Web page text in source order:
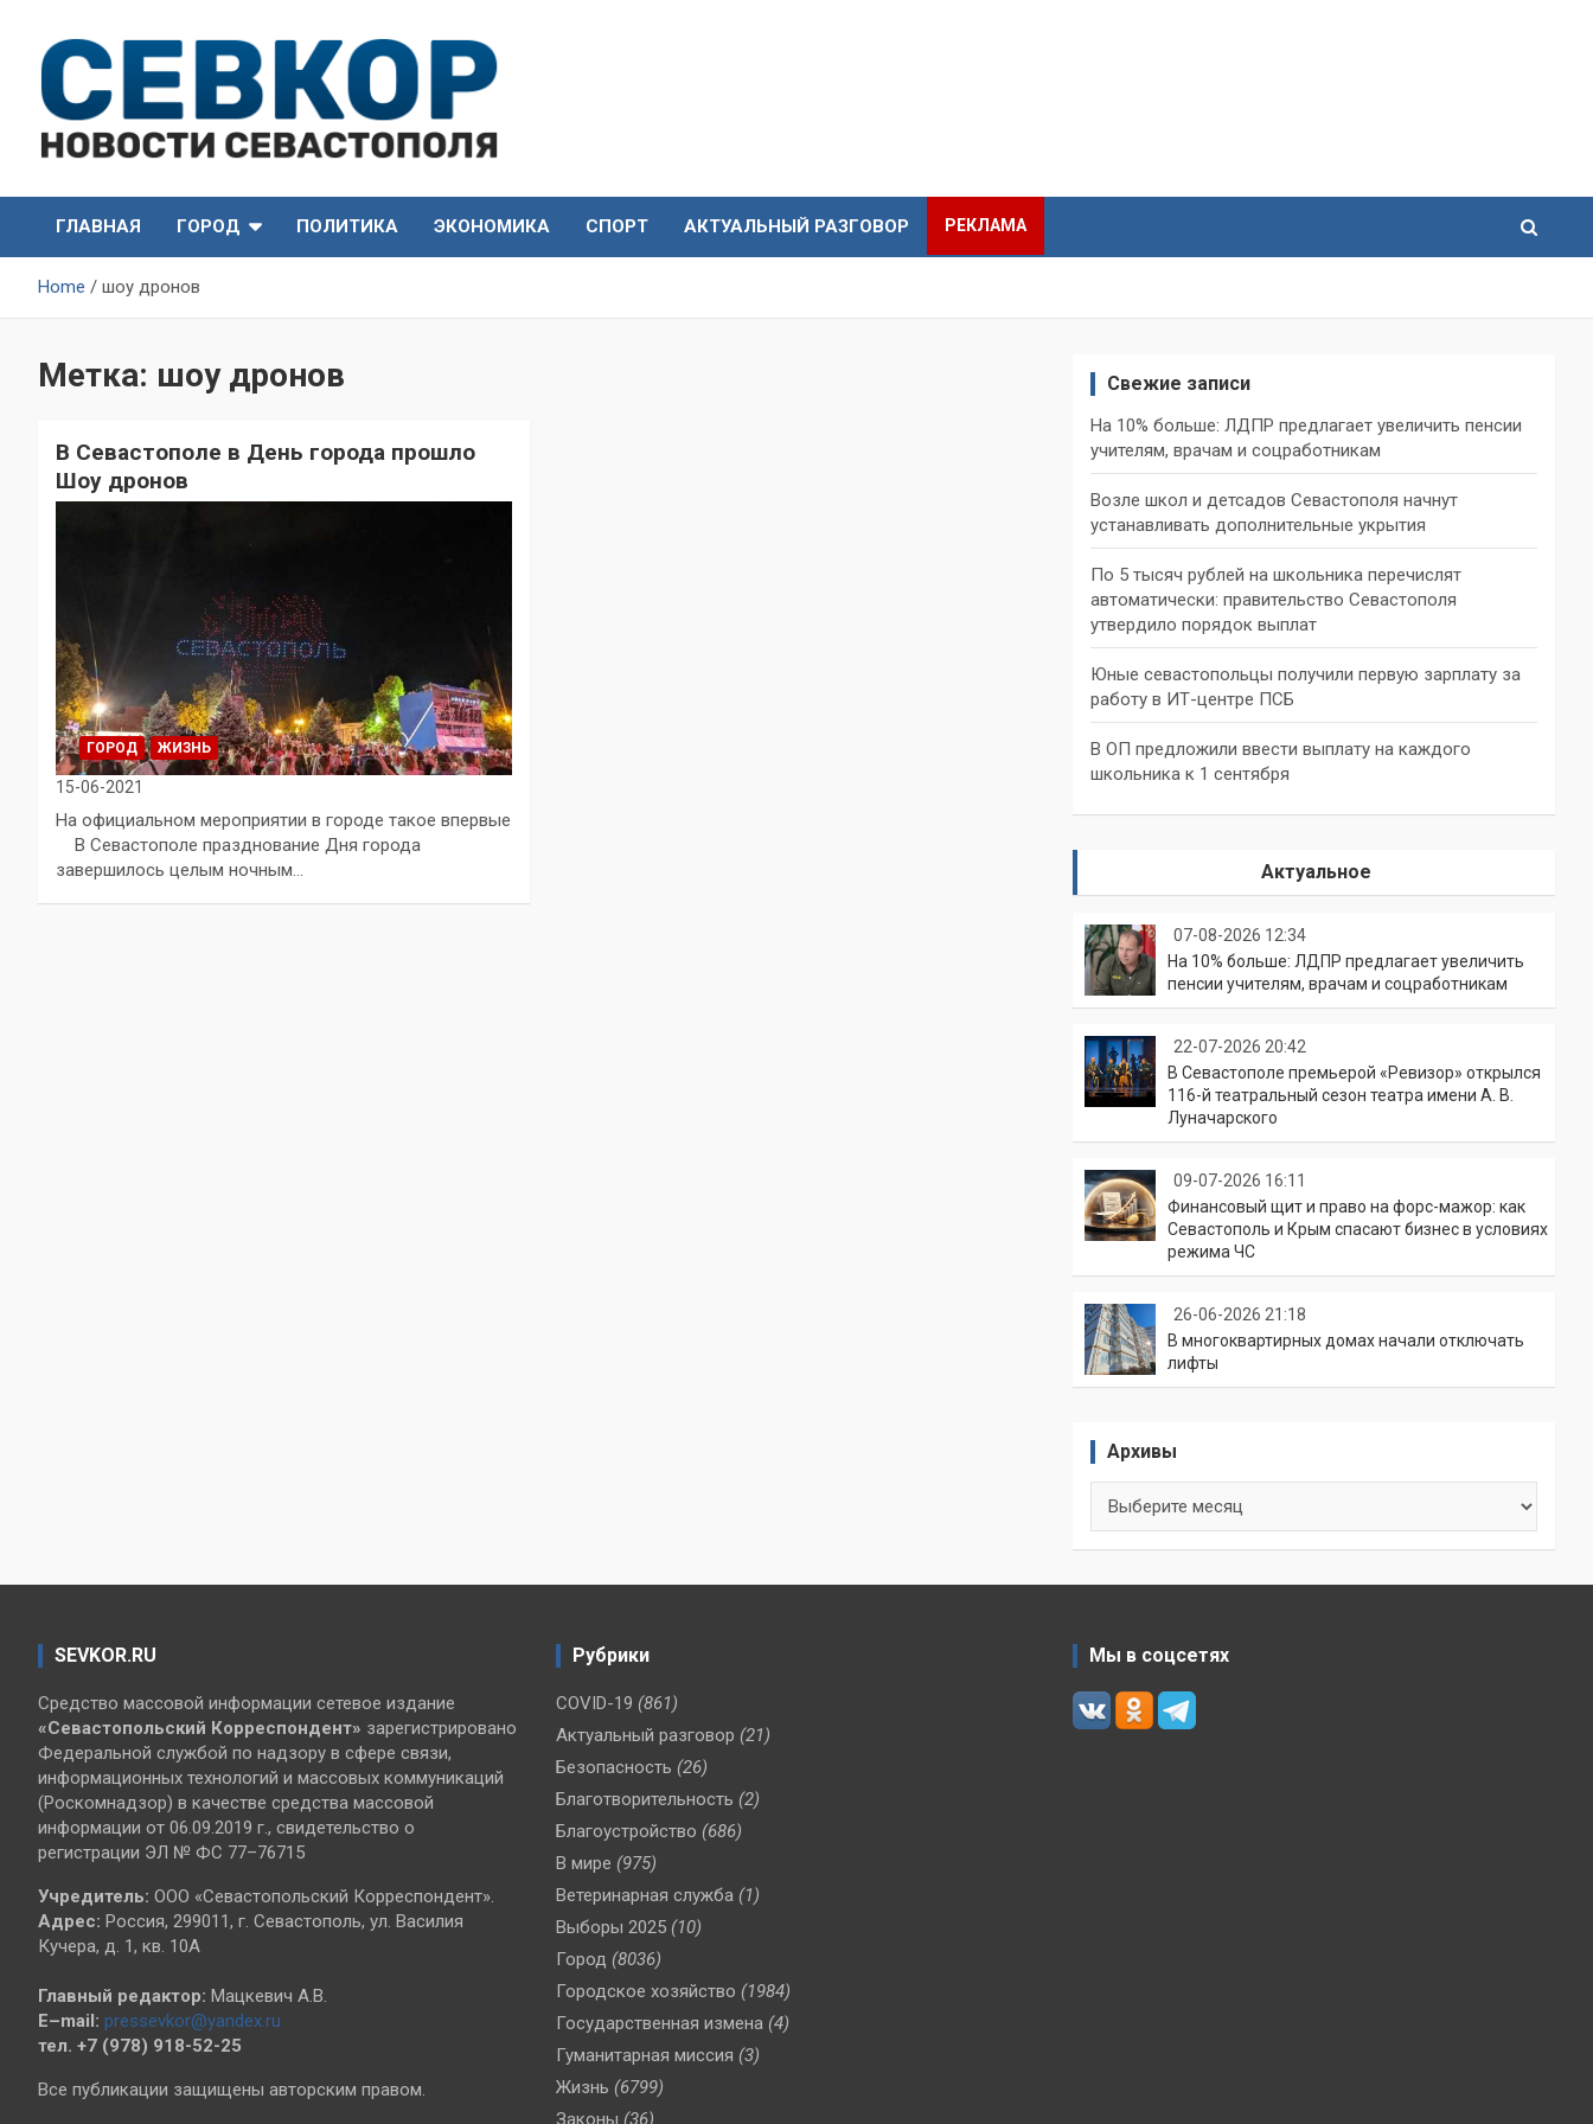
content
СевКор — Новости
Севастополя
Севастополя
ГЛАВНАЯ
ГОРОД ПОЛИТИКА ЭКОНОМИКА СПОРТ АКТУАЛЬНЫЙ РАЗГОВОР РЕКЛАМА
Home шоу дронов
Метка: шоу дронов
В Севастополе в День города прошло
Шоу дронов
ГОРОД ЖИЗНЬ
15-06-2021
На официальном мероприятии в городе такое впервые
В Севастополе празднование Дня города
завершилось целым ночным…
Свежие записи
На 10% больше: ЛДПР предлагает увеличить пенсии
учителям, врачам и соцработникам
Возле школ и детсадов Севастополя начнут
устанавливать дополнительные укрытия
По 5 тысяч рублей на школьника перечислят
автоматически: правительство Севастополя
утвердило порядок выплат
Юные севастопольцы получили первую зарплату за
работу в ИТ-центре ПСБ
В ОП предложили ввести выплату на каждого
школьника к 1 сентября
Актуальное
07-08-2026 12:34
На 10% больше: ЛДПР предлагает увеличить
пенсии учителям, врачам и соцработникам
22-07-2026 20:42
В Севастополе премьерой «Ревизор» открылся
116-й театральный сезон театра имени А. В.
Луначарского
09-07-2026 16:11
Финансовый щит и право на форс-мажор: как
Севастополь и Крым спасают бизнес в условиях
режима ЧС
26-06-2026 21:18
В многоквартирных домах начали отключать
лифты
Архивы
SEVKOR.RU
Средство массовой информации сетевое издание
«Севастопольский Корреспондент» зарегистрировано
Федеральной службой по надзору в сфере связи,
информационных технологий и массовых коммуникаций
(Роскомнадзор) в качестве средства массовой
информации от 06.09.2019 г., свидетельство о
регистрации ЭЛ № ФС 77–76715
Учредитель: ООО «Севастопольский Корреспондент».
Адрес: Россия, 299011, г. Севастополь, ул. Василия
Кучера, д. 1, кв. 10А
Главный редактор: Мацкевич А.В.
E–mail: pressevkor@yandex.ru
тел. +7 (978) 918-52-25
Все публикации защищены авторским правом.
Рубрики
COVID-19 (861)
Актуальный разговор (21)
Безопасность (26)
Благотворительность (2)
Благоустройство (686)
В мире (975)
Ветеринарная служба (1)
Выборы 2025 (10)
Город (8036)
Городское хозяйство (1984)
Государственная измена (4)
Гуманитарная миссия (3)
Жизнь (6799)
Законы (36)
Мы в соцсетях